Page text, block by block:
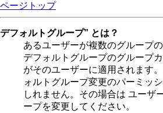
ページトップ
デフォルトグループ” とは？
あるユーザーが複数のグループ
デフォルトグループのグループ
がそのユーザーに適用されます
ォルトグループ変更のパーミッ
しれません。その場合は ユーザ
ープを変更してください。